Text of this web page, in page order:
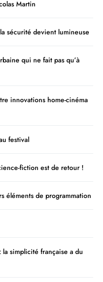
Martin
sécurité devient lumineuse
qui ne fait pas qu’à
innovations home-cinéma
festival
fiction est de retour !
éléments de programmation
la simplicité française a du